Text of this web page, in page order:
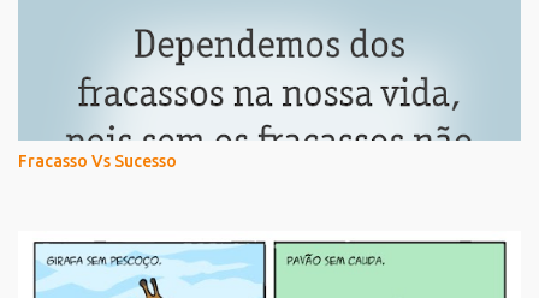
Fracasso Vs Sucesso